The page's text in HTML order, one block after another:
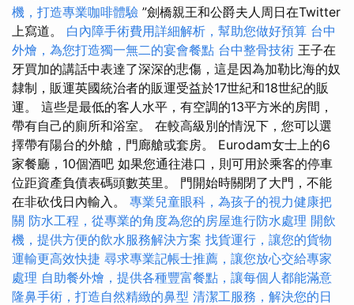
機，打造專業咖啡體驗 ”劍橋親王和公爵夫人周日在Twitter
上寫道。 白內障手術費用詳細解析，幫助您做好預算 台中
外燴，為您打造獨一無二的宴會餐點 台中整骨技術 王子在
牙買加的講話中表達了深深的悲傷，這是因為加勒比海的奴
隸制，販運英國統治者的販運受益於17世紀和18世紀的販
運。 這些是最低的客人水平，有空調的13平方米的房間，
帶有自己的廁所和浴室。 在較高級別的情況下，您可以選
擇帶有陽台的外艙，門廊艙或套房。 Eurodam女士上的6
家餐廳，10個酒吧 如果您通往港口，則可用於乘客的停車
位距資產負債表碼頭數英里。 門開始時關閉了大門，不能
在非砍伐日內輸入。 專業兒童眼科，為孩子的視力健康把
關 防水工程，從專業的角度為您的房屋進行防水處理 開飲
機，提供方便的飲水服務解決方案 找貨運行，讓您的貨物
運輸更高效快捷 尋求專業記帳士推薦，讓您放心交給專家
處理 自助餐外燴，提供各種豐富餐點，讓每個人都能滿意
隆鼻手術，打造自然精緻的鼻型 清潔工服務，解決您的日